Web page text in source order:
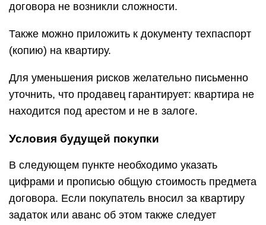
договора не возникли сложности.
Также можно приложить к документу техпаспорт
(копию) на квартиру.
Для уменьшения рисков желательно письменно
уточнить, что продавец гарантирует: квартира не
находится под арестом и не в залоге.
Условия будущей покупки
В следующем пункте необходимо указать
цифрами и прописью общую стоимость предмета
договора. Если покупатель вносил за квартиру
задаток или аванс об этом также следует